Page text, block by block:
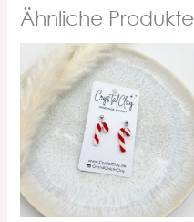
Ähnliche Produkte